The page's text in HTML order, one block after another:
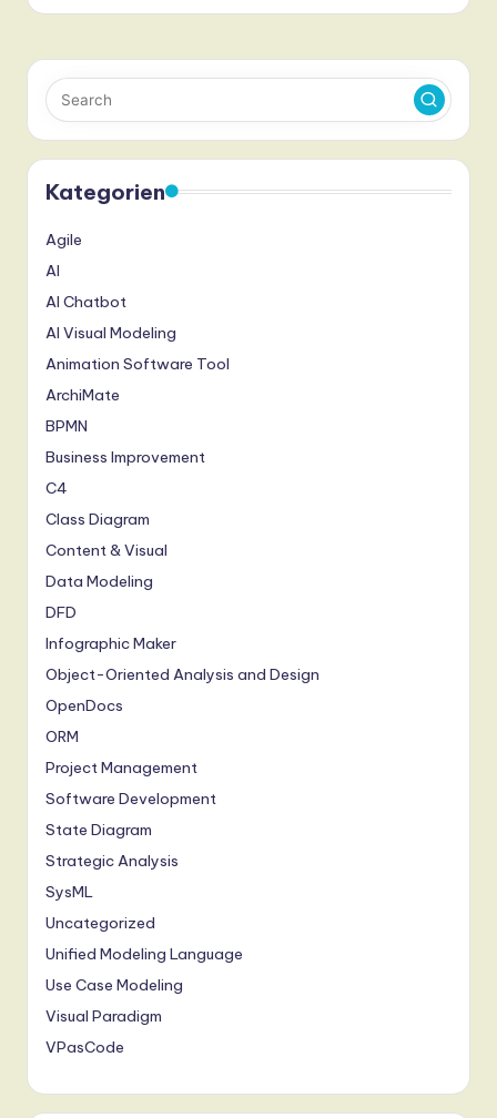
Kategorien
Agile
AI
AI Chatbot
AI Visual Modeling
Animation Software Tool
ArchiMate
BPMN
Business Improvement
C4
Class Diagram
Content & Visual
Data Modeling
DFD
Infographic Maker
Object-Oriented Analysis and Design
OpenDocs
ORM
Project Management
Software Development
State Diagram
Strategic Analysis
SysML
Uncategorized
Unified Modeling Language
Use Case Modeling
Visual Paradigm
VPasCode